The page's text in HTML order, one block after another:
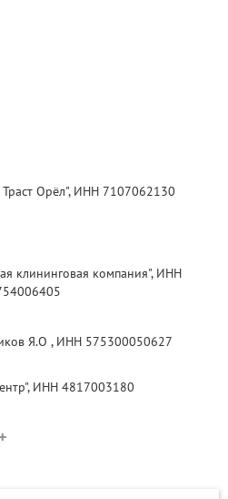
Орёл", ИНН 7107062130
клининговая компания", ИНН
Я.О , ИНН 575300050627
ИНН 4817003180